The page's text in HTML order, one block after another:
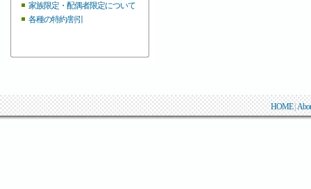
家族限定・配偶者限定について
各種の特約/割引
HOME|